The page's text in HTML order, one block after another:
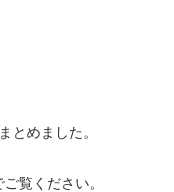
とめました。
覧ください。